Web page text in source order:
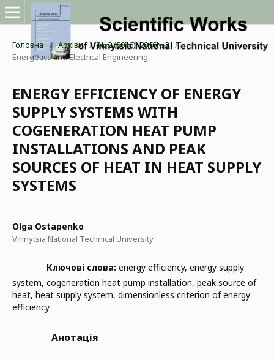
Головна / Архіви / № 2 (2016): 2016№2 /
Energetics and Electrical Engineering
ENERGY EFFICIENCY OF ENERGY
SUPPLY SYSTEMS WITH
COGENERATION HEAT PUMP
INSTALLATIONS АND PEAK
SOURCES OF HEAT IN HEAT SUPPLY
SYSTEMS
Olga Ostapenko
Vinnytsia National Technical University
Ключові слова: energy efficiency, energy supply
system, cogeneration heat pump installation, peak source of
heat, heat supply system, dimensionless criterion of energy
efficiency
Анотація